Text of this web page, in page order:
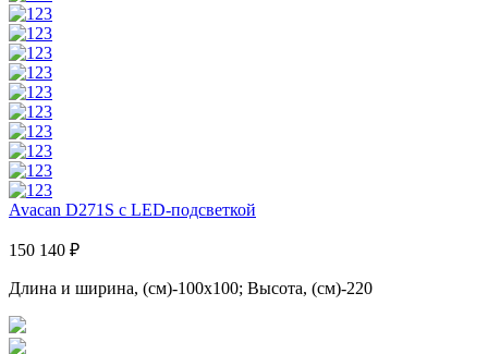
Avacan D271S с LED-подсветкой
150 140 ₽
Длина и ширина, (см)-100x100; Высота, (см)-220